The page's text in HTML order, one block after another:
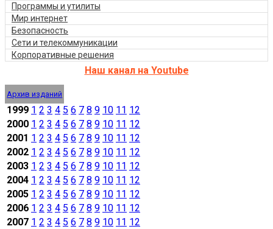
Программы и утилиты
Мир интернет
Безопасность
Сети и телекоммуникации
Корпоративные решения
Наш канал на Youtube
Архив изданий
1999 1 2 3 4 5 6 7 8 9 10 11 12
2000 1 2 3 4 5 6 7 8 9 10 11 12
2001 1 2 3 4 5 6 7 8 9 10 11 12
2002 1 2 3 4 5 6 7 8 9 10 11 12
2003 1 2 3 4 5 6 7 8 9 10 11 12
2004 1 2 3 4 5 6 7 8 9 10 11 12
2005 1 2 3 4 5 6 7 8 9 10 11 12
2006 1 2 3 4 5 6 7 8 9 10 11 12
2007 1 2 3 4 5 6 7 8 9 10 11 12